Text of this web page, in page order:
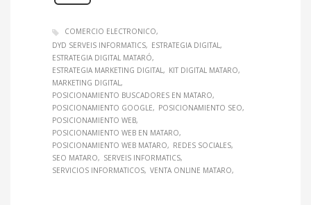
COMERCIO ELECTRONICO
DYD SERVEIS INFORMATICS
ESTRATEGIA DIGITAL
ESTRATEGIA DIGITAL MATARÓ
ESTRATEGIA MARKETING DIGITAL
KIT DIGITAL MATARO
MARKETING DIGITAL
POSICIONAMIENTO BUSCADORES EN MATARO
POSICIONAMIENTO GOOGLE
POSICIONAMIENTO SEO
POSICIONAMIENTO WEB
POSICIONAMIENTO WEB EN MATARO
POSICIONAMIENTO WEB MATARO
REDES SOCIALES
SEO MATARO
SERVEIS INFORMATICS
SERVICIOS INFORMATICOS VENTA ONLINE MATARO